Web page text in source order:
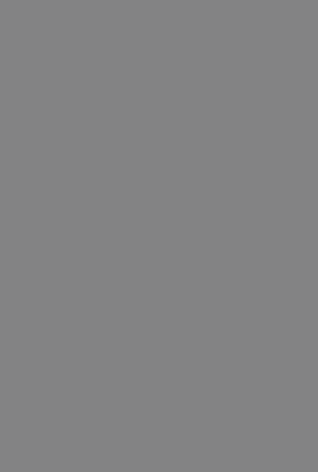
με διάφορες
τιμώνται σε
επωφελές
προκειμένου να
ανθρώπων
επωφελές
σχετικά με
χρήστης
ιστότοπο και
χρήστης πριν
ότι οι
είναι
Cookie-
cookie
το
Script.com